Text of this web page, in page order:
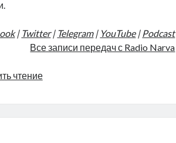
| Twitter| Telegram| YouTube| Podcast
Все записи передач с Radio Narva
чтениеБезбашенный